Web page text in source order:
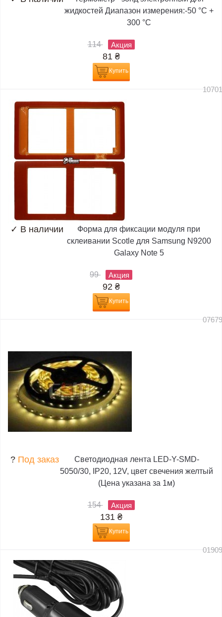
жидкостей Диапазон измерения:-50 °C +
300 °C
114 Акция
81 ₴
Купить
✓ В наличии
Форма для фиксации модуля при
склеивании Scotle для Samsung N9200
Galaxy Note 5
99 Акция
92 ₴
Купить
? Под заказ
Светодиодная лента LED-Y-SMD-
5050/30, IP20, 12V, цвет свечения желтый
(Цена указана за 1м)
154 Акция
131 ₴
Купить